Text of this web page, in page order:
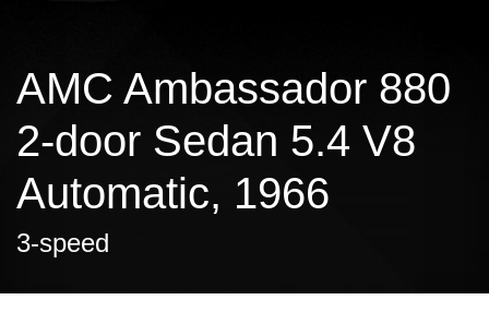
AMC Ambassador 880
2-door Sedan 5.4 V8
Automatic, 1966
3-speed